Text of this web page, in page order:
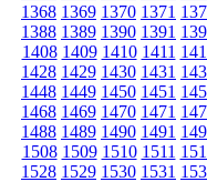
1368 1369 1370 1371
1388 1389 1390 1391
1408 1409 1410 1411
1428 1429 1430 1431
1448 1449 1450 1451
1468 1469 1470 1471
1488 1489 1490 1491
1508 1509 1510 1511
1528 1529 1530 1531